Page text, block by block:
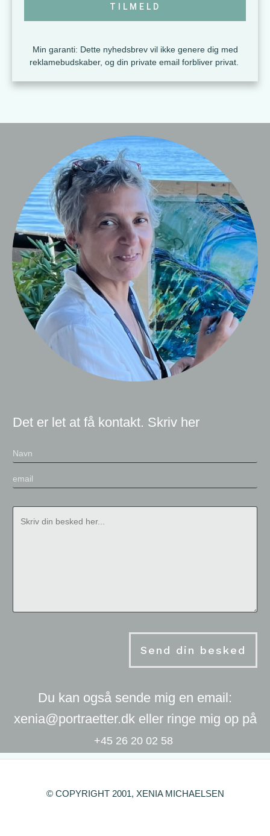
TILMELD
Min garanti: Dette nyhedsbrev vil ikke genere dig med
reklamebudskaber, og din private email forbliver privat.
Det er let at få kontakt. Skriv her
Send din besked
Du kan også sende mig en email:
xenia@portraetter.dk eller ringe mig op på
+45 26 20 02 58
© COPYRIGHT 2001, XENIA MICHAELSEN